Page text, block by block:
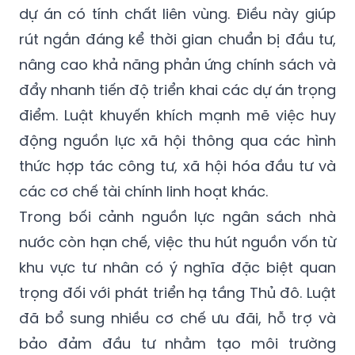
dự án có tính chất liên vùng. Điều này giúp
rút ngắn đáng kể thời gian chuẩn bị đầu tư,
nâng cao khả năng phản ứng chính sách và
đẩy nhanh tiến độ triển khai các dự án trọng
điểm. Luật khuyến khích mạnh mẽ việc huy
động nguồn lực xã hội thông qua các hình
thức hợp tác công tư, xã hội hóa đầu tư và
các cơ chế tài chính linh hoạt khác.
Trong bối cảnh nguồn lực ngân sách nhà
nước còn hạn chế, việc thu hút nguồn vốn từ
khu vực tư nhân có ý nghĩa đặc biệt quan
trọng đối với phát triển hạ tầng Thủ đô. Luật
đã bổ sung nhiều cơ chế ưu đãi, hỗ trợ và
bảo đảm đầu tư nhằm tạo môi trường